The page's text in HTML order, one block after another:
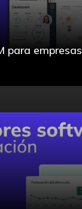
para empresas